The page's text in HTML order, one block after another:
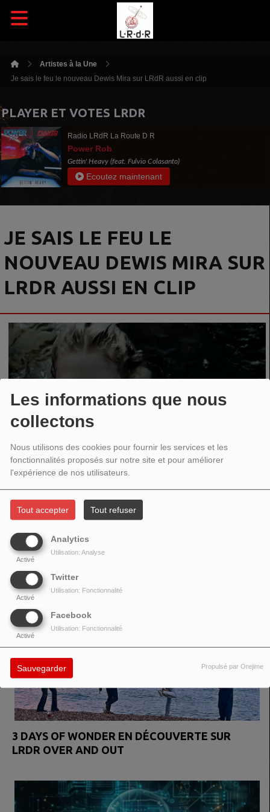
Les informations que nous
collectons
Nous utilisons des cookies pour fournir les services et les
fonctionnalités proposés sur notre site et pour améliorer
l'expérience de nos utilisateurs.
Tout accepter Tout refuser
Analytics
Activé
Utilisation: Analyse
Twitter
Activé
Utilisation: Fonctionnalité
Facebook
Activé
Utilisation: Fonctionnalité
Sauvegarder Propulsé par Orejime
Artistes à la Une
Je sais le feu le nouveau Dewis Mira sur LRdR aussi en clip
PLAYER ET VOTES LRDR
Radio LRdR La Route D R
Power Rob
Gettin' Heavy (feat. Fulvio Colasanto)
Ecoutez maintenant
JE SAIS LE FEU LE
NOUVEAU DEWIS MIRA SUR
LRDR AUSSI EN CLIP
https://www.facebook.com/dewis.mira.3?locale=fr_FR
VOIR AUSSI
3 DAYS OF WONDER EN DÉCOUVERTE SUR
LRDR OVER AND OUT